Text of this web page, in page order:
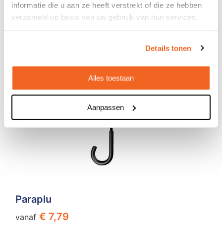
informatie die u aan ze heeft verstrekt of die ze hebben
verzameld op basis van uw gebruik van hun services.
Details tonen
Alles toestaan
Aanpassen
Paraplu
vanaf € 7,79